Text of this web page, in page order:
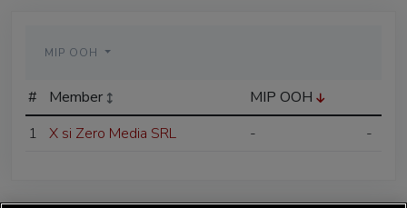
MIP OOH
# Member
MIP OOH
1
X si Zero Media SRL - -